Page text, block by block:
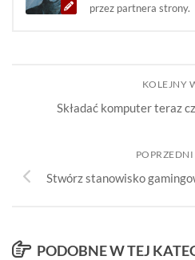
przez partnera strony.
KOLEJNY
Składać komputer teraz
POPRZEDNI
Stwórz stanowisko
PODOBNE W TEJ